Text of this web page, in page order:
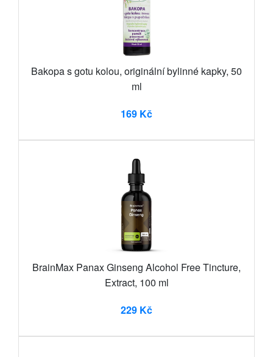
Bakopa s gotu kolou, originální bylinné kapky, 50
ml
169 Kč
BrainMax Panax Ginseng Alcohol Free Tincture,
Extract, 100 ml
229 Kč